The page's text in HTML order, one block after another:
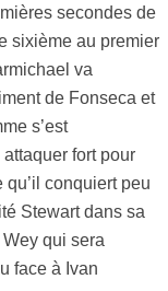
secondes de
sixième au premier
va
de Fonseca et
s’est
fort pour
conquiert peu
Stewart dans sa
qui sera
face à Ivan